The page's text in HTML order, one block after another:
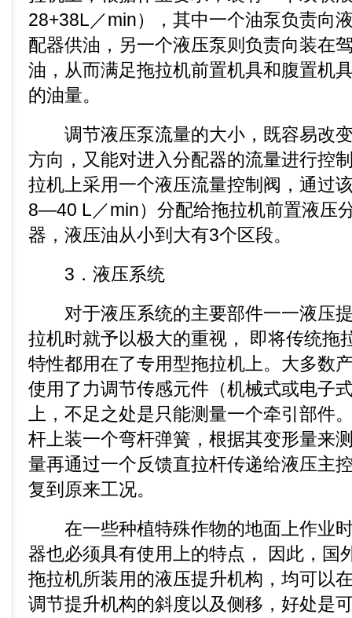
28+38L／min），其中一个油泵负责向
配器供油，另一个液压泵则负责向装在
油，从而满足拖拉机前置机具和腹置机
的油量。
调节液压泵流量的大小，既容易改变
方向，又能对进入分配器的流量进行控
拉机上采用一个液压流量控制阀，通过
8—40 L／min）分配给拖拉机前置液压
器，液压油从小到大有3个区段。
3．液压系统
对于液压系统的主要部件一一液压提
拉机时就予以极大的重视， 即将传统拖
特性都用在了专用型拖拉机上。大多数
使用了力调节传感元件（机械式或电子
上，不足之处是只能测量一个牵引部件
杆上装一个弯杆弹簧，根据其变形量来
量再通过一个反馈直拉杆传递给液压主
复到原来工况。
在一些种植特殊作物的地面上作业时
器也必须具有使用上的特点， 因此，国
拖拉机所装用的液压提升机构，均可以
调节提升机构的斜度以及侧移，好处是